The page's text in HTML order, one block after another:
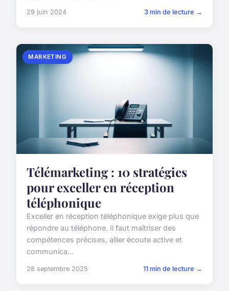
29 juin 2024 3 min de lecture →
MARKETING
Télémarketing : 10 stratégies
pour exceller en réception
téléphonique
Exceller en réception téléphonique exige plus que
répondre au téléphone. Il faut maîtriser des
compétences précises, allier écoute active et
communica...
28 septembre 2025 11 min de lecture →